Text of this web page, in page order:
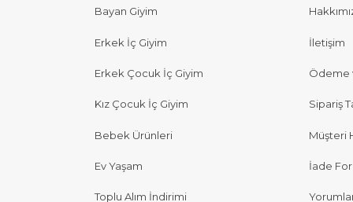
Bayan Giyim
Erkek İç Giyim
Erkek Çocuk İç Giyim
Kız Çocuk İç Giyim
Bebek Ürünleri
Ev Yaşam
Toplu Alım İndirimi
İletişim
Ödeme
Sipariş
Müşteri
İade